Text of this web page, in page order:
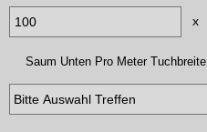
x
Saum Unten Pro Meter Tuchbreite